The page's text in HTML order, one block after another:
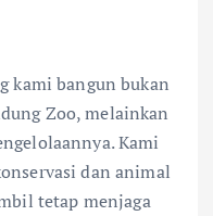
kami bangun bukan
Zoo, melainkan
Kami
dan animal
tetap menjaga